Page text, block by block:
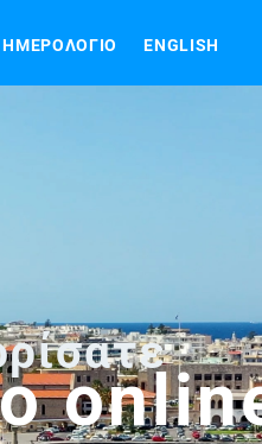
ΗΜΕΡΟΛΌΓΙΟ ENGLISH